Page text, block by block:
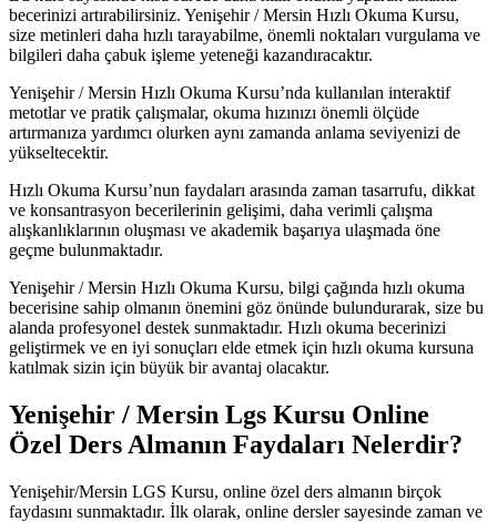
becerinizi artırabilirsiniz. Yenişehir / Mersin Hızlı Okuma Kursu,
size metinleri daha hızlı tarayabilme, önemli noktaları vurgulama ve
bilgileri daha çabuk işleme yeteneği kazandıracaktır.
Yenişehir / Mersin Hızlı Okuma Kursu’nda kullanılan interaktif
metotlar ve pratik çalışmalar, okuma hızınızı önemli ölçüde
artırmanıza yardımcı olurken aynı zamanda anlama seviyenizi de
yükseltecektir.
Hızlı Okuma Kursu’nun faydaları arasında zaman tasarrufu, dikkat
ve konsantrasyon becerilerinin gelişimi, daha verimli çalışma
alışkanlıklarının oluşması ve akademik başarıya ulaşmada öne
geçme bulunmaktadır.
Yenişehir / Mersin Hızlı Okuma Kursu, bilgi çağında hızlı okuma
becerisine sahip olmanın önemini göz önünde bulundurarak, size bu
alanda profesyonel destek sunmaktadır. Hızlı okuma becerinizi
geliştirmek ve en iyi sonuçları elde etmek için hızlı okuma kursuna
katılmak sizin için büyük bir avantaj olacaktır.
Yenişehir / Mersin Lgs Kursu Online
Özel Ders Almanın Faydaları Nelerdir?
Yenişehir/Mersin LGS Kursu, online özel ders almanın birçok
faydasını sunmaktadır. İlk olarak, online dersler sayesinde zaman ve